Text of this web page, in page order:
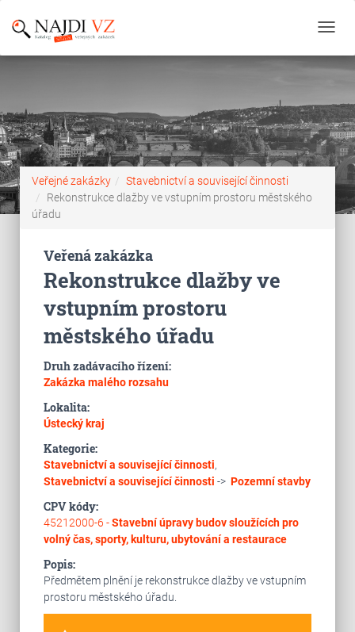
Veřejné zakázky
Stavebnictví a související činnosti
Rekonstrukce dlažby ve vstupním prostoru městského
úřadu
Veřená zakázka
Rekonstrukce dlažby ve
vstupním prostoru
městského úřadu
Druh zadávacího řízení:
Zakázka malého rozsahu
Lokalita:
Ústecký kraj
Kategorie:
Stavebnictví a související činnosti,
Stavebnictví a související činnosti -> Pozemní stavby
CPV kódy:
45212000-6 -Stavební úpravy budov sloužících pro
volný čas, sporty, kulturu, ubytování a restaurace
Popis:
Předmětem plnění je rekonstrukce dlažby ve vstupním
prostoru městského úřadu.